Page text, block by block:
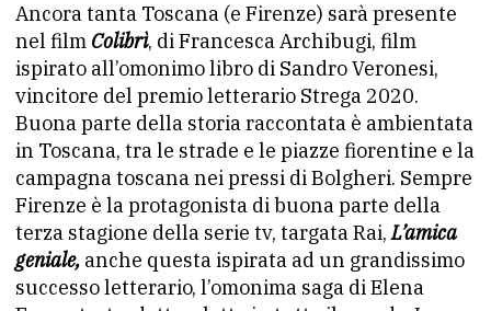
Ancora tanta Toscana (e Firenze) sarà presente
nel film Colibrì, di Francesca Archibugi, film
ispirato all’omonimo libro di Sandro Veronesi,
vincitore del premio letterario Strega 2020.
Buona parte della storia raccontata è ambientata
in Toscana, tra le strade e le piazze fiorentine e la
campagna toscana nei pressi di Bolgheri. Sempre
Firenze è la protagonista di buona parte della
terza stagione della serie tv, targata Rai,L’amica
geniale, anche questa ispirata ad un grandissimo
successo letterario, l’omonima saga di Elena